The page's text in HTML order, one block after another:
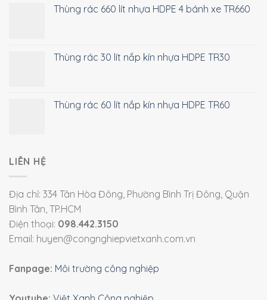
Thùng rác 660 lít nhựa HDPE 4 bánh xe TR660
Thùng rác 30 lít nắp kín nhựa HDPE TR30
Thùng rác 60 lít nắp kín nhựa HDPE TR60
LIÊN HỆ
Địa chỉ: 334 Tân Hòa Đông, Phường Bình Trị Đông, Quận
Bình Tân, TP.HCM
Điện thoại: 098.442.3150
Email: huyen@congnghiepvietxanh.com.vn
Fanpage: Môi trường công nghiệp